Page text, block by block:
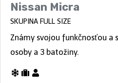
Nissan Micra
SKUPINA FULL SIZE
Známy svojou funkčnosťou a
osoby a 3 batožiny.